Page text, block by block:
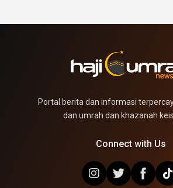
Portal berita dan informasi
dan umrah dan khazanah
Connect with Us